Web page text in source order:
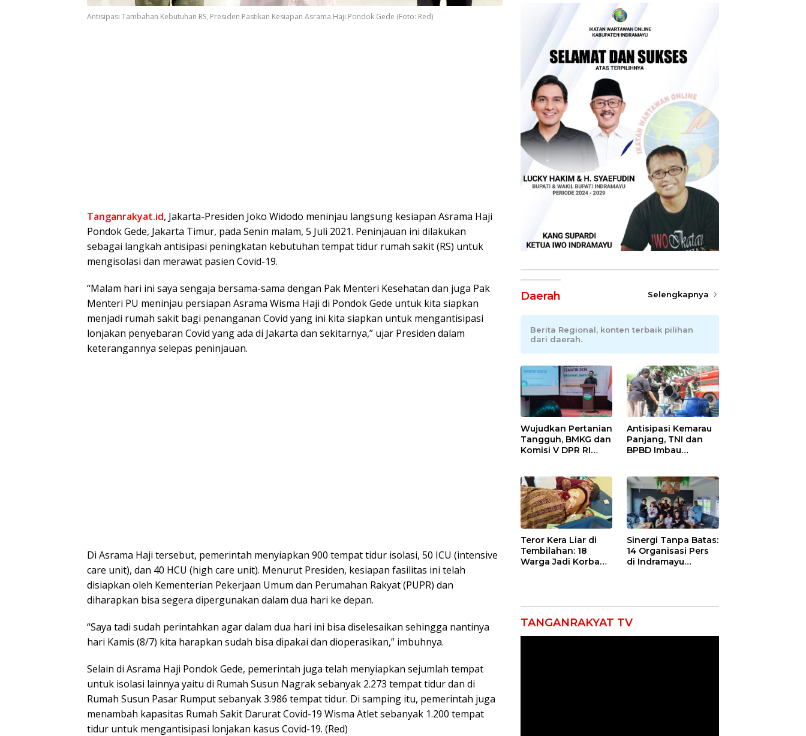
Antisipasi Tambahan Kebutuhan RS, Presiden Pastikan Kesiapan Asrama Haji Pondok Gede (Foto: Red)
Tanganrakyat.id, Jakarta-Presiden Joko Widodo meninjau langsung kesiapan Asrama Haji
Pondok Gede, Jakarta Timur, pada Senin malam, 5 Juli 2021. Peninjauan ini dilakukan
sebagai langkah antisipasi peningkatan kebutuhan tempat tidur rumah sakit (RS) untuk
mengisolasi dan merawat pasien Covid-19.
“Malam hari ini saya sengaja bersama-sama dengan Pak Menteri Kesehatan dan juga Pak
Menteri PU meninjau persiapan Asrama Wisma Haji di Pondok Gede untuk kita siapkan
menjadi rumah sakit bagi penanganan Covid yang ini kita siapkan untuk mengantisipasi
lonjakan penyebaran Covid yang ada di Jakarta dan sekitarnya,” ujar Presiden dalam
keterangannya selepas peninjauan.
Di Asrama Haji tersebut, pemerintah menyiapkan 900 tempat tidur isolasi, 50 ICU (intensive
care unit), dan 40 HCU (high care unit). Menurut Presiden, kesiapan fasilitas ini telah
disiapkan oleh Kementerian Pekerjaan Umum dan Perumahan Rakyat (PUPR) dan
diharapkan bisa segera dipergunakan dalam dua hari ke depan.
“Saya tadi sudah perintahkan agar dalam dua hari ini bisa diselesaikan sehingga nantinya
hari Kamis (8/7) kita harapkan sudah bisa dipakai dan dioperasikan,” imbuhnya.
Selain di Asrama Haji Pondok Gede, pemerintah juga telah menyiapkan sejumlah tempat
untuk isolasi lainnya yaitu di Rumah Susun Nagrak sebanyak 2.273 tempat tidur dan di
Rumah Susun Pasar Rumput sebanyak 3.986 tempat tidur. Di samping itu, pemerintah juga
menambah kapasitas Rumah Sakit Darurat Covid-19 Wisma Atlet sebanyak 1.200 tempat
tidur untuk mengantisipasi lonjakan kasus Covid-19. (Red)
Daerah Selengkapnya
Berita Regional, konten terbaik pilihan
dari daerah.
Wujudkan Pertanian
Tangguh, BMKG dan
Komisi V DPR RI
Sekolah Lapang
Iklim
Antisipasi Kemarau
Panjang, TNI dan
BPBD Imbau
Kebakaran
Teror Kera Liar di
Tembilahan: 18
Warga Jadi Korban
Sinergi Tanpa Batas:
14 Organisasi Pers
di Indramayu
TANGANRAKYAT TV